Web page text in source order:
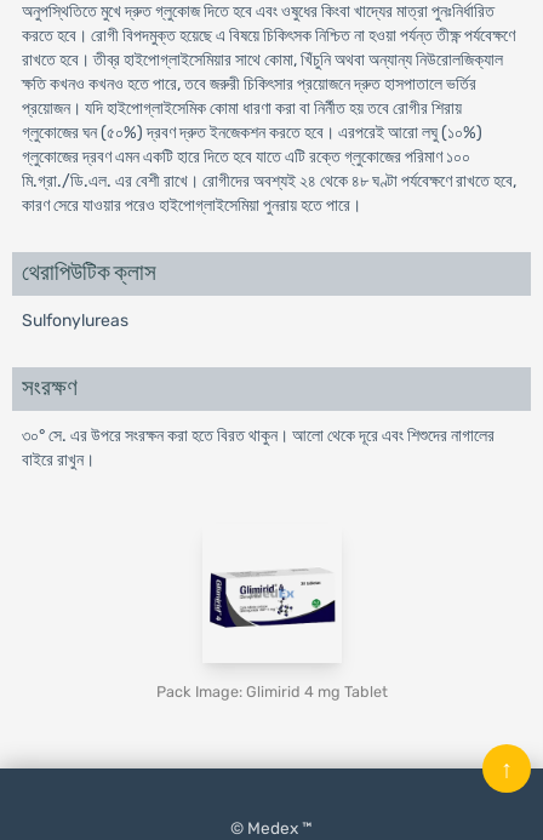
অনুপস্থিতিতে মুখে দ্রুত গ্লুকোজ দিতে হবে এবং ওষুধের কিংবা খাদ্যের মাত্রা পুনঃনির্ধারিত
করতে হবে। রোগী বিপদমুক্ত হয়েছে এ বিষয়ে চিকিৎসক নিশ্চিত না হওয়া পর্যন্ত তীক্ষ্ণ পর্যবেক্ষণে
রাখতে হবে। তীব্র হাইপোগ্লাইসেমিয়ার সাথে কোমা, খিঁচুনি অথবা অন্যান্য নিউরোলজিক্যাল
ক্ষতি কখনও কখনও হতে পারে, তবে জরুরী চিকিৎসার প্রয়োজনে দ্রুত হাসপাতালে ভর্তির
প্রয়োজন। যদি হাইপোগ্লাইসেমিক কোমা ধারণা করা বা নির্নীত হয় তবে রোগীর শিরায়
গ্লুকোজের ঘন (৫০%) দ্রবণ দ্রুত ইনজেকশন করতে হবে। এরপরেই আরো লঘু (১০%)
গ্লুকোজের দ্রবণ এমন একটি হারে দিতে হবে যাতে এটি রক্তে গ্লুকোজের পরিমাণ ১০০
মি.গ্রা./ডি.এল. এর বেশী রাখে। রোগীদের অবশ্যই ২৪ থেকে ৪৮ ঘণ্টা পর্যবেক্ষণে রাখতে হবে,
কারণ সেরে যাওয়ার পরেও হাইপোগ্লাইসেমিয়া পুনরায় হতে পারে।
থেরাপিউটিক ক্লাস
Sulfonylureas
সংরক্ষণ
৩০° সে. এর উপরে সংরক্ষন করা হতে বিরত থাকুন। আলো থেকে দূরে এবং শিশুদের নাগালের
বাইরে রাখুন।
Pack Image: Glimirid 4 mg Tablet
© Medex ™
↑